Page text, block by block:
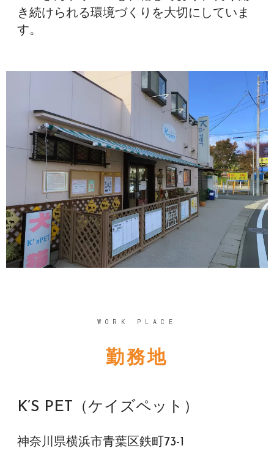
き続けられる環境づくりを大切にしていま
す。
WORK PLACE
勤務地
K’S PET（ケイズペット）
神奈川県横浜市青葉区鉄町73-1